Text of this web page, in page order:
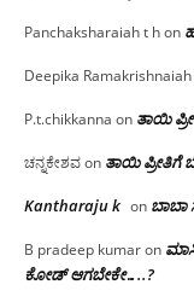
Panchaksharaiah t hon
Deepika Ramakrishnaiah
P.t.chikkanna on ತಾಯಿ
ಚನ್ನಕೇಶವon ತಾಯಿ ಪ್ರೀತಿಗೆ
Kantharaju k on ಬಾಬಾ
B pradeep kumaron
ಕೋಡ್ ಆಗಬೇಕೇ…..?‌